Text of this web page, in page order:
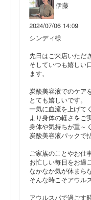
伊藤
2024/07/06 14:09
シンディ様
先日はご来店いただ
そしていつも嬉しい
ます。
炭酸美容液でのケア
とても嬉しいです。
一気に血流を上げて
より身体の軽さをご
身体や気持ちが重～
炭酸美容液パックで
ご家族のことやお仕
お忙しい毎日をお過
なかなか気が休まら
そんな時こそアウル
アウルスパで過ごす